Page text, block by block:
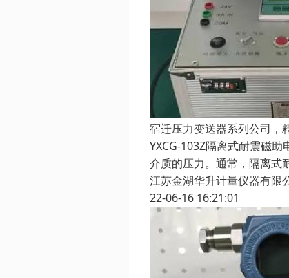
宿迁压力变送器系列公司，
YXCG-103Z隔离式耐震磁
介质的压力。通常，隔离式
江苏金湖华升计量仪器有限
22-06-16 16:21:01